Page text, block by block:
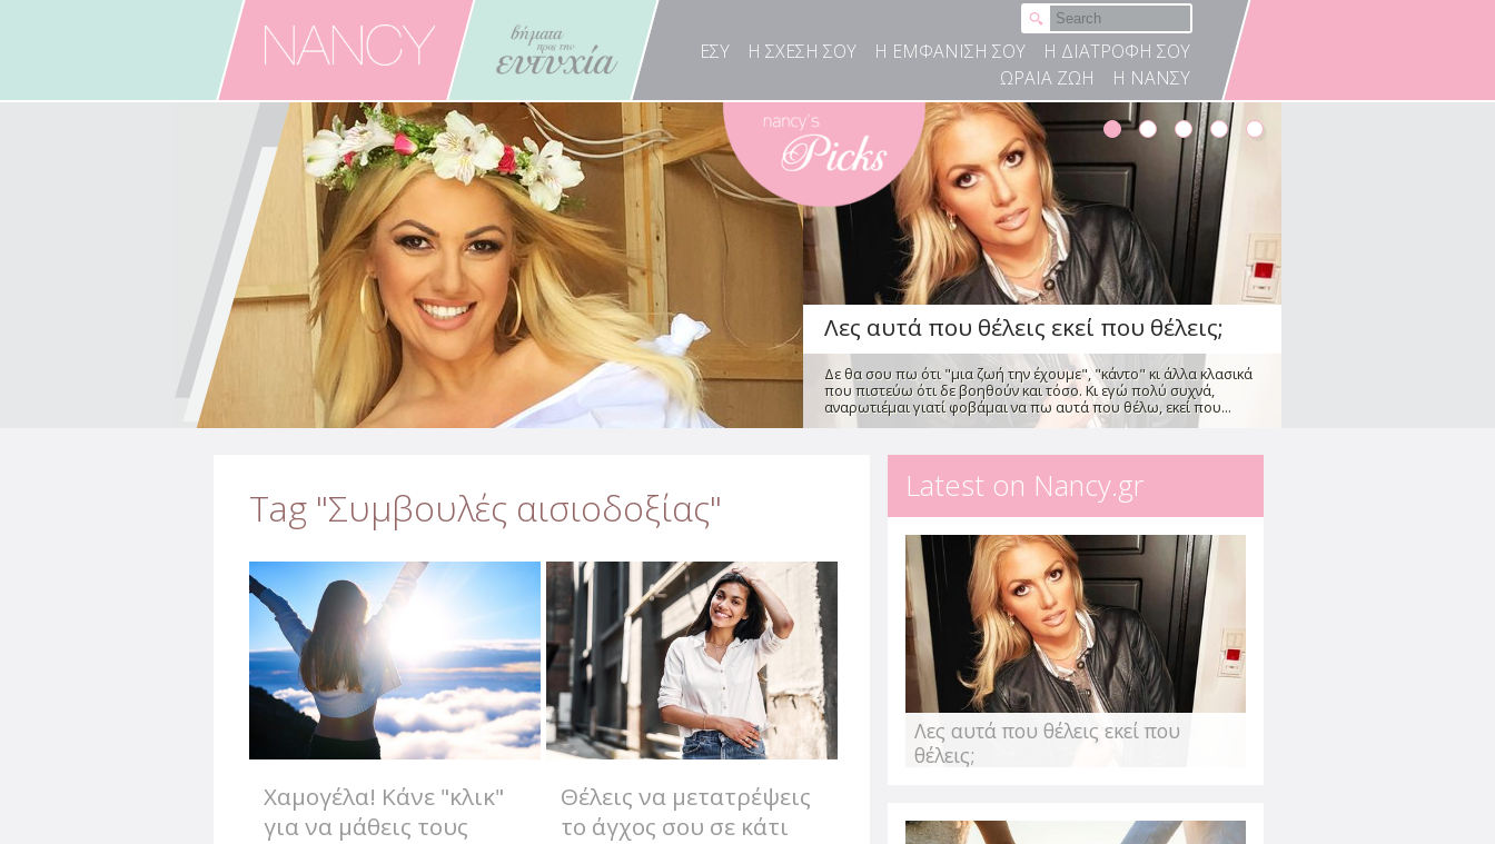
ΕΣΥ
Η ΣΧΕΣΗ ΣΟΥ Η ΕΜΦΑΝΙΣΗ ΣΟΥ
Η ΔΙΑΤΡΟΦΗ ΣΟΥ
ΩΡΑΙΑ ΖΩΗ
Η ΝΑΝΣΥ
Δε θα σου πω ότι "μια ζωή την έχουμε", "κάντο" κι άλλα κλασικά
που πιστεύω ότι δε βοηθούν και τόσο. Κι εγώ πολύ συχνά,
αναρωτιέμαι γιατί φοβάμαι να πω αυτά που θέλω, εκεί που...
Οι συμπεριφορές που οδηγούν τον
γάμο, στο διαζύγιο
από τη Φρόσω Φωτεινάκη
Οι πιο πρόσφατες κοινωνιολογικές μελέτες δείχνουν πως
σήμερα, ένας στους τρεις γάμους οδηγείται σε διαζύγιο, με τις
Αντιμετώπισε την αβεβαιότητα & το
άγχος που προκάλεσε η πανδημία
από την Αλεξάνδρα Παυλέτση - Στεφανή
Η πανδημία επηρέασε την ανάγκη του ανθρώπου να νιώθει
ασφάλεια και δημιούργησε αμφιβολίες για ότι θεωρούσε
δεδομένο. Αυτό...
Tag "Συμβουλές αισιοδοξίας"
Χαμογέλα! Κάνε "κλικ"
για να μάθεις τους
Θέλεις να μετατρέψεις
το άγχος σου σε κάτι
Latest on Nancy.gr
Λες αυτά που θέλεις εκεί που
θέλεις;